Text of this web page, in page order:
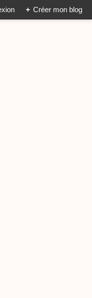
+ Créer mon blog